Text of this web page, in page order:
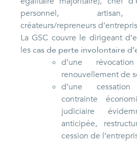
personnel, artisan,
créateurs/repreneurs
La GSC couvre le dirigeant
lescas de perte involontaire
d’une
renouvellement de
d’une
contrainte
judiciaire
anticipée,
cession de